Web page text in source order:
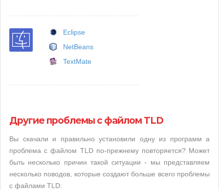
Eclipse
NetBeans
TextMate
Другие проблемы с файлом TLD
Вы скачали и правильно установили одну из программ а
проблема с файлом TLD по-прежнему повторяется? Может
быть несколько причин такой ситуации - мы представляем
несколько поводов, которые создают больше всего проблемы
с файлами TLD: